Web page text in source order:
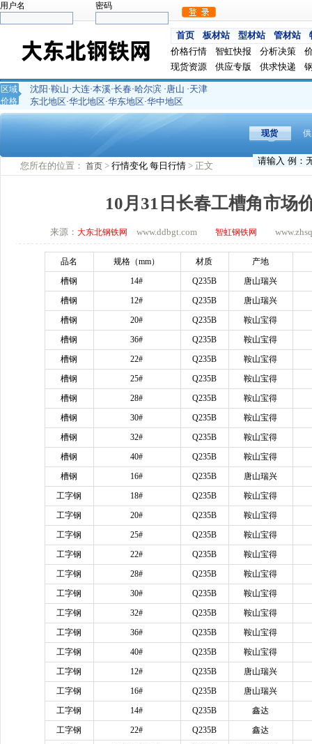
用户名 密码
首页 板材站 型材站 管材站
价格行情
智虹快报 分析决策
现货资源
供应专版 供求快递
区域
价格
沈阳 ·鞍山·大连·本溪·长春·哈尔滨 ·唐山 ·天津
东北地区·华北地区·华东地区·华中地区
现货
您所在的位置： 首页 > 行情变化 每日行情 > 正文
10月31日长春工槽角市场
来源： 大东北钢铁网 www.ddbgt.com 智虹钢铁网
品名 规格（mm） 材质
产地
槽钢
14# Q235B
唐山瑞兴
槽钢
12# Q235B
唐山瑞兴
槽钢
20# Q235B
鞍山宝得
槽钢
36# Q235B
鞍山宝得
槽钢
22# Q235B
鞍山宝得
槽钢
25# Q235B
鞍山宝得
槽钢
28# Q235B
鞍山宝得
槽钢
30# Q235B
鞍山宝得
槽钢
32# Q235B
鞍山宝得
槽钢
40# Q235B
鞍山宝得
槽钢
16# Q235B
唐山瑞兴
工字钢
18# Q235B
鞍山宝得
工字钢
20# Q235B
鞍山宝得
工字钢
25# Q235B
鞍山宝得
工字钢
22# Q235B
鞍山宝得
工字钢
28# Q235B
鞍山宝得
工字钢
30# Q235B
鞍山宝得
工字钢
32# Q235B
鞍山宝得
工字钢
36# Q235B
鞍山宝得
工字钢
40# Q235B
鞍山宝得
工字钢
12# Q235B
唐山瑞兴
工字钢
16# Q235B
唐山瑞兴
工字钢
14# Q235B
鑫达
工字钢
22# Q235B
鑫达